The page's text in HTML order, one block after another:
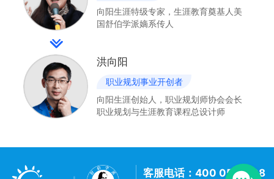
向阳生涯特级专家，生涯教育奠基人美
国舒伯学派嫡系传人
洪向阳
职业规划事业开创者
向阳生涯创始人，职业规划师协会会长
职业规划与生涯教育课程总设计师
客服电话：400 057 1108